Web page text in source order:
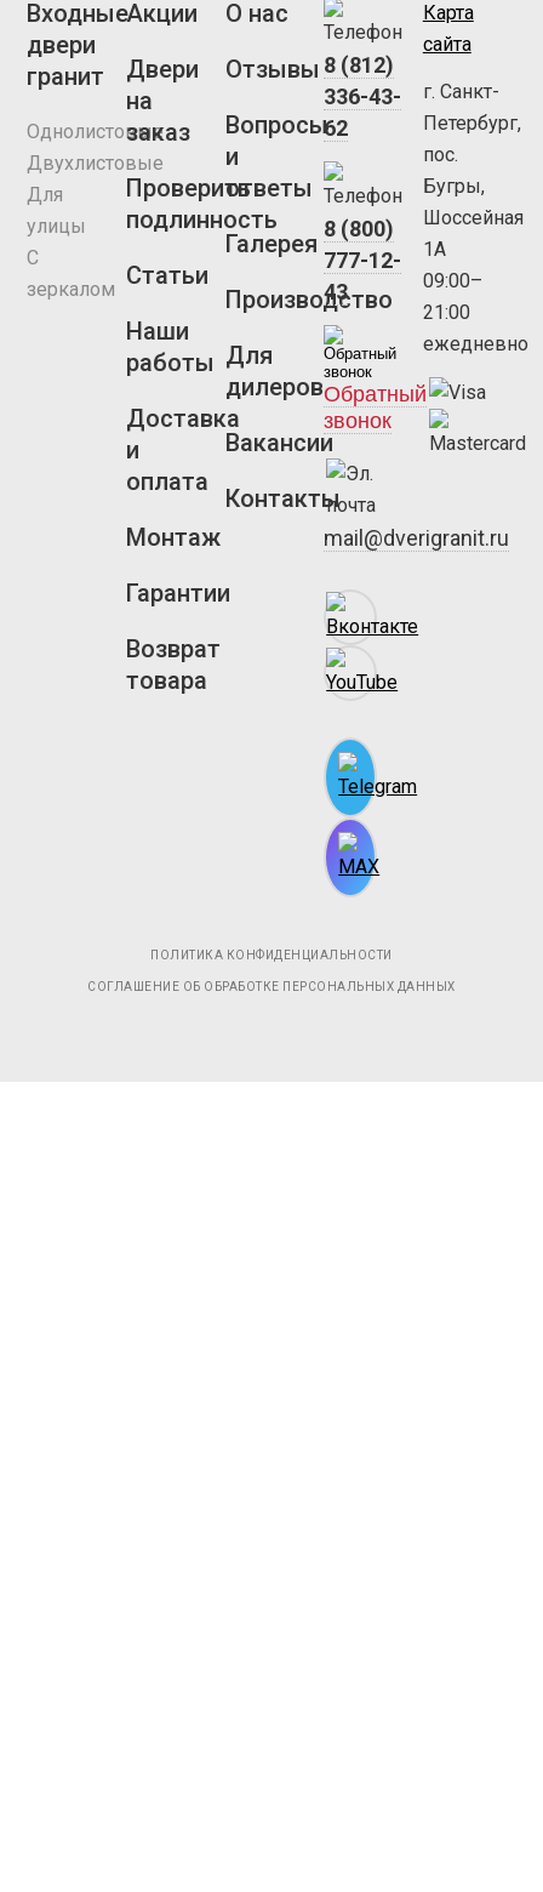
Входные
двери
гранит
Однолистовые
Двухлистовые
Для
улицы
С
зеркалом
Акции
Двери
на
заказ
Проверить
подлинность
Статьи
Наши
работы
Доставка
и
оплата
Монтаж
Гарантии
Возврат
товара
О нас
Отзывы
Вопросы
и
ответы
Галерея
Производство
Для
дилеров
Вакансии
Контакты
8 (812)
336-43-
62
8 (800)
777-12-
43
Обратный
звонок
mail@dverigranit.ru
Карта
сайта
г. Санкт-
Петербург,
пос.
Бугры,
Шоссейная
1А
09:00–
21:00
ежедневно
ПОЛИТИКА КОНФИДЕНЦИАЛЬНОСТИ
СОГЛАШЕНИЕ ОБ ОБРАБОТКЕ ПЕРСОНАЛЬНЫХ ДАННЫХ